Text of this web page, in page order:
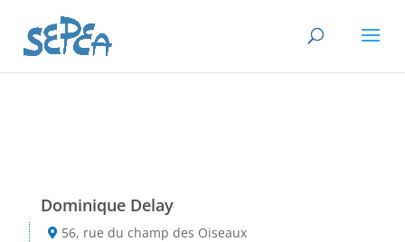
Dominique Delay
56, rue du champ des Oiseaux